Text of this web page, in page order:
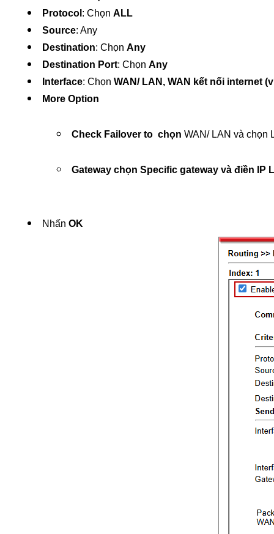
Protocol : Chọn ALL
Source: Any
Destination: Chọn Any
Destination Port: Chọn Any
Interface: Chọn WAN/ LAN, WAN kết nối internet
More Option
Check Failover to  chọn WAN/ LAN và chọn
Gateway chọn Specific gateway và điền IP
Nhấn OK